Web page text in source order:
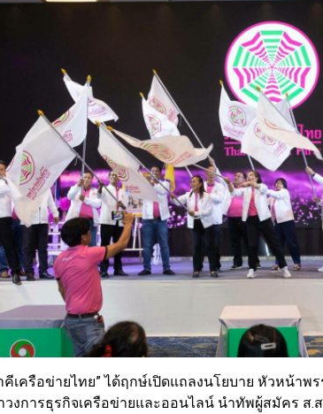
คีเครือข่ายไทย” ได้ฤกษ์เปิดแถลงนโยบาย หัวหน้า
งการธุรกิจเครือข่ายและออนไลน์ นำทัพผู้สมัคร ส.